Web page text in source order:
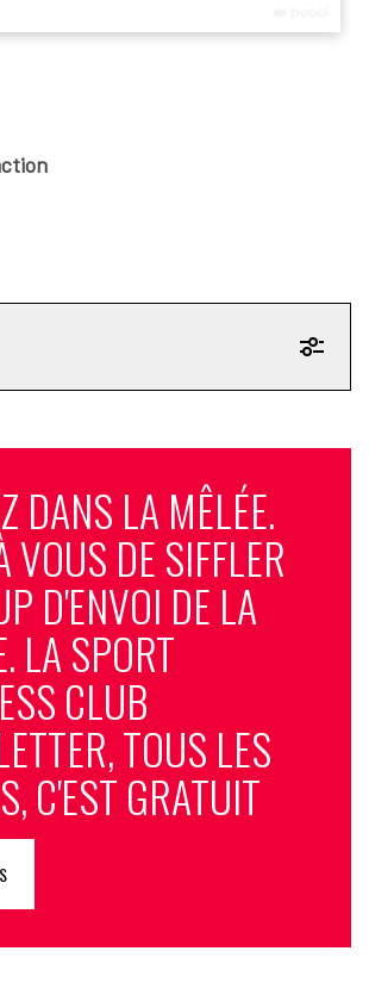
le cadre d’un déplacement en Afrique sur le
de marketing sportif Wasserman et figure
de Los Angeles 2028, n’a pas réagi
sollicitations. Recruté en 2017 pour piloter
trois millions de pages de documents
Files Transparency Act, relançant
sur les réseaux d’influence gravitant
en 2019.
DANS LA MÊLÉE.
VOUS DE SIFFLER
D'ENVOI DE LA
LA SPORT
CLUB
TOUS LES
C'EST GRATUIT